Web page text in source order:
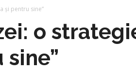
și pentru sine”
o